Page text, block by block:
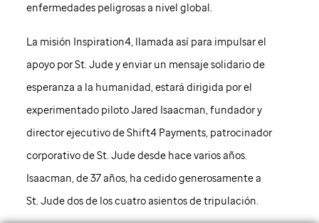
enfermedades peligrosas a nivel global.
La misión Inspiration4, llamada así para impulsar el
apoyo porSt. Judey enviar un mensaje solidario de
esperanza a la humanidad, estará dirigida por el
experimentado piloto Jared Isaacman, fundador y
director ejecutivo de Shift4 Payments, patrocinador
corporativo deSt. Judedesde hace varios años.
Isaacman, de 37 años, ha cedido generosamente a
St. Judedos de los cuatro asientos de tripulación.